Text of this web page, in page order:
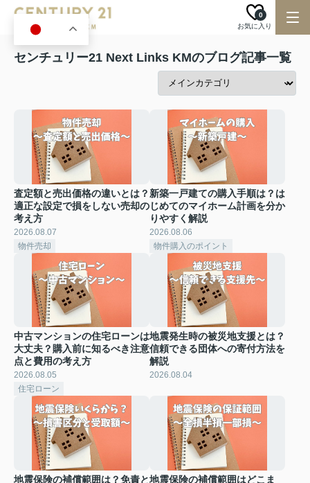
お気に入り
0
センチュリー21 Next Links KMのブログ記事一覧
査定額と売出価格の違いとは？
適正な設定で損をしない売却の
考え方
2026.08.07
物件売却
新築一戸建ての購入手順は？は
じめてのマイホーム計画を分か
りやすく解説
2026.08.06
物件購入のポイント
中古マンションの住宅ローンは
大丈夫？購入前に知るべき注意
点と費用の考え方
2026.08.05
住宅ローン
地震発生時の被災地支援とは？
信頼できる団体への寄付方法を
解説
2026.08.04
地震保険の補償範囲は？免責と地震保険の補償範囲はどこま